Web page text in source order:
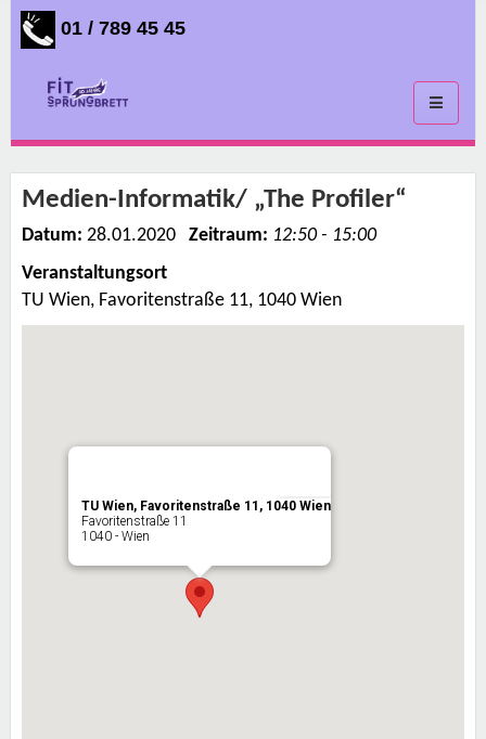
01 / 789 45 45
Toggle
Medien-Informatik/ „The Profiler“
Datum: 28.01.2020 Zeitraum: 12:50 - 15:00
Veranstaltungsort
TU Wien, Favoritenstraße 11, 1040 Wien
TU Wien, Favoritenstraße 11, 1040 Wien
Favoritenstraße 11
1040 - Wien